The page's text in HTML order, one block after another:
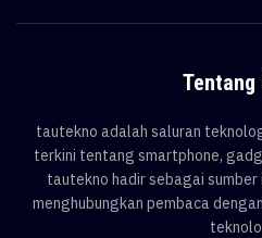
Tentang
tautekno adalah saluran
terkini tentang smartphone,
tautekno hadir sebagai
menghubungkan pembaca